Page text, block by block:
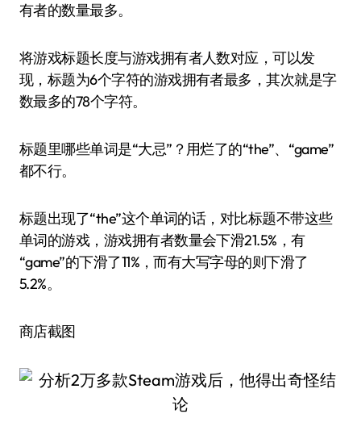
有者的数量最多。
将游戏标题长度与游戏拥有者人数对应，可以发
现，标题为6个字符的游戏拥有者最多，其次就是字
数最多的78个字符。
标题里哪些单词是“大忌”？用烂了的“the”、“game”
都不行。
标题出现了“the”这个单词的话，对比标题不带这些
单词的游戏，游戏拥有者数量会下滑21.5%，有
“game”的下滑了11%，而有大写字母的则下滑了
5.2%。
商店截图